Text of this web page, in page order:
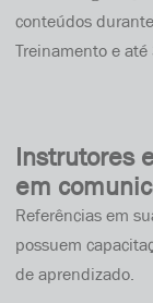
conteúdos
Treinamento e até
Instrutores
em
Referências em
possuem
de aprendizado.